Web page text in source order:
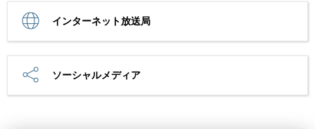
インターネット放送局
ソーシャルメディア